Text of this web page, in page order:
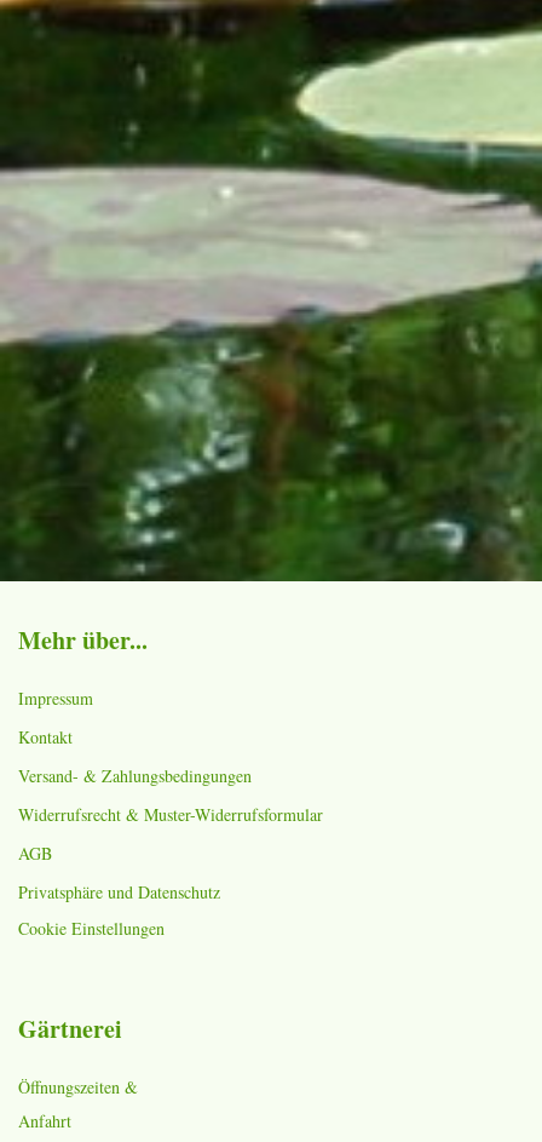
Mehr über...
Impressum
Kontakt
Versand- & Zahlungsbedingungen
Widerrufsrecht & Muster-Widerrufsformular
AGB
Privatsphäre und Datenschutz
Cookie Einstellungen
Gärtnerei
Öffnungszeiten &
Anfahrt